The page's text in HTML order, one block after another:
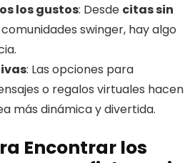
los gustos: Desde citas sin
swinger, hay algo
: Las opciones para
o regalos virtuales hacen
más dinámica y divertida.
Encontrar los